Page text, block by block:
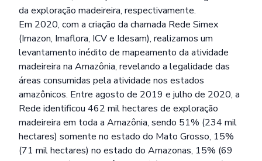
da exploração madeireira, respectivamente.
Em 2020, com a criação da chamada Rede Simex
(Imazon, Imaflora, ICV e Idesam), realizamos um
levantamento inédito de mapeamento da atividade
madeireira na Amazônia, revelando a legalidade das
áreas consumidas pela atividade nos estados
amazônicos. Entre agosto de 2019 e julho de 2020, a
Rede identificou 462 mil hectares de exploração
madeireira em toda a Amazônia, sendo 51% (234 mil
hectares) somente no estado do Mato Grosso, 15%
(71 mil hectares) no estado do Amazonas, 15% (69